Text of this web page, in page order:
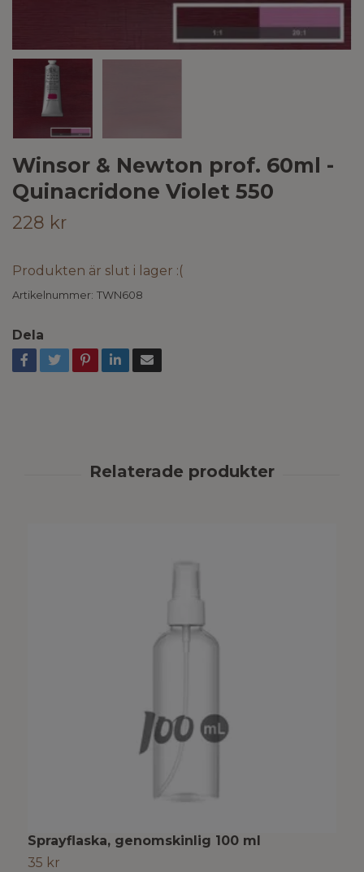
Winsor & Newton prof. 60ml -
Quinacridone Violet 550
228 kr
Produkten är slut i lager :(
Artikelnummer: TWN608
Dela
Sprayflaska, genomskinlig 100 ml
35 kr